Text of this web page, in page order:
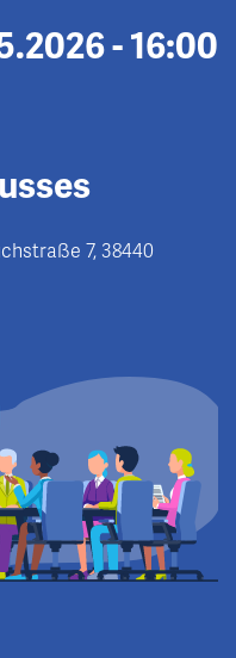
- 16:00
7, 38440